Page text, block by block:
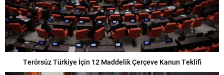
Terörsüz Türkiye İçin 12 Maddelik Çerçeve Kanun Teklifi